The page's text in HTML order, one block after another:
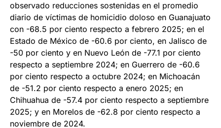
observado reducciones sostenidas en el promedio
diario de víctimas de homicidio doloso en Guanajuato
con -68.5 por ciento respecto a febrero 2025; en el
Estado de México de -60.6 por ciento, en Jalisco de
-50 por ciento y en Nuevo León de -77.1 por ciento
respecto a septiembre 2024; en Guerrero de -60.6
por ciento respecto a octubre 2024; en Michoacán
de -51.2 por ciento respecto a enero 2025; en
Chihuahua de -57.4 por ciento respecto a septiembre
2025; y en Morelos de -62.8 por ciento respecto a
noviembre de 2024.